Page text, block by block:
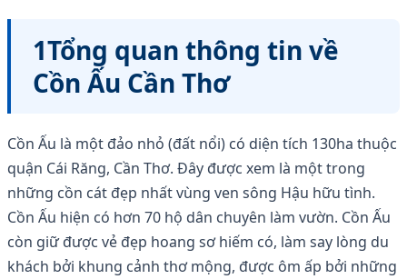
1Tổng quan thông tin về
Cồn Ấu Cần Thơ
Cồn Ấu là một đảo nhỏ (đất nổi) có diện tích 130ha thuộc
quận Cái Răng, Cần Thơ. Đây được xem là một trong
những cồn cát đẹp nhất vùng ven sông Hậu hữu tình.
Cồn Ấu hiện có hơn 70 hộ dân chuyên làm vườn. Cồn Ấu
còn giữ được vẻ đẹp hoang sơ hiếm có, làm say lòng du
khách bởi khung cảnh thơ mộng, được ôm ấp bởi những